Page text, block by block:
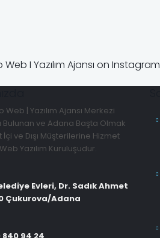
I Yazılım Ajansı on Instagram
Web | Yazılım Ajansı Merkezi
ve Adana Başta Olmak
İçi ve Dışı Müşterilerine Hizmet
Yazılım Kuruluşudur.
Evleri, Dr. Sadık Ahmet
Çukurova/Adana